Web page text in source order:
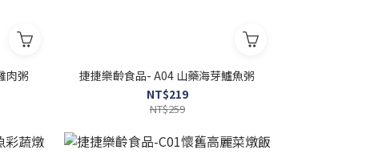
肉粥
捷捷樂齡食品- A04 山藥海芽鱸魚粥
NT$219
NT$259